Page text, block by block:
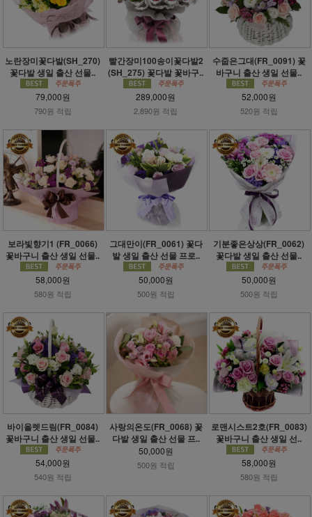
노란장미꽃다발(SH_270)
꽃다발 생일 출산 선물..
79,000원
790원 적립
빨간장미100송이꽃다발2
(SH_275) 꽃다발 꽃바구..
289,000원
2,890원 적립
수줍은그대(FR_0091) 꽃
바구니 출산 생일 선물..
52,000원
520원 적립
보라빛향기1 (FR_0066)
꽃바구니 출산 생일 선물..
58,000원
580원 적립
그대만이(FR_0061) 꽃다
발 생일 출산 선물 프로..
50,000원
500원 적립
기분좋은상상(FR_0062)
꽃다발 생일 출산 선물..
50,000원
500원 적립
바이올렛드림(FR_0084)
꽃바구니 출산 생일 선물..
54,000원
540원 적립
사랑의온도(FR_0068) 꽃
다발 생일 출산 선물 프..
50,000원
500원 적립
로맨시스트2호(FR_0083)
꽃바구니 출산 생일 선..
58,000원
580원 적립